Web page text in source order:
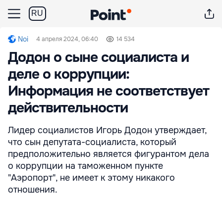
RU
Noi 4 апреля 2024, 06:40 14 534
Додон о сыне социалиста и
деле о коррупции:
Информация не соответствует
действительности
Лидер социалистов Игорь Додон утверждает,
что сын депутата-социалиста, который
предположительно является фигурантом дела
о коррупции на таможенном пункте
"Аэропорт", не имеет к этому никакого
отношения.